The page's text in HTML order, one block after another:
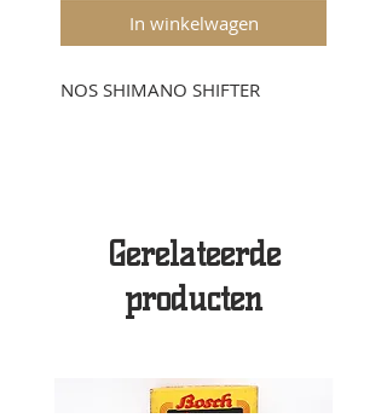
In winkelwagen
NOS SHIMANO SHIFTER
Gerelateerde
producten